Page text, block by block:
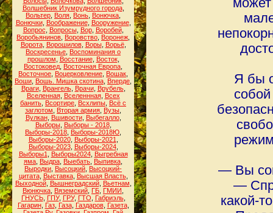
Волшебник Изумрудного города,
Вольтер Воля Вонь Вонючка
Вонючки, Воображение, Вооружение,
Вопрос
Вопросы, Вор, Воробей,
Воробьянинов Воровство Воронеж
Ворота, Ворошилов, Воры, Ворьё,
Воскресенье Воспоминания о
прошлом
Восстание, Восток,
Востоковед Восточная Европа
Восточное Воцерковление Вошак
Воши Вошь. Мишка скотина Вперде
Враги, Врангель, Врачи, Врубель,
Вселенная, Вселеннная, Всех
банить Всортире Всхлипы Всё с
заглотом
Вторая армия Вузы
Вулкан, Вшивости, Выбегалло,
Выборы, Выборы - 2018,
Выборы-2018 Выборы-2018Ю
Выборы-2020, Выборы-2021
Выборы-2023, Выборы-2024,
Выборы1
Выборы2024, Выгребная
яма Выдра Выебать Выпивка
Выродки Высоцкий Высоцкий-
цитата, Выставка, Высшая Власть,
Выходной, Вышнеградский, Вьетнам
Вюнючка Вяземский ГБ ГМИИ
ГНУСЬ, ГПУ, ГРУ, ГТО Габриэль,
Гагарин, Газ, Газа, Газдаров, Газета,
может
Я бы
― Вы
―
какой-